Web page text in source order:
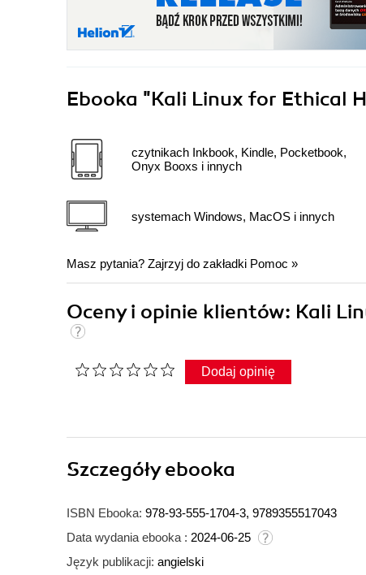
Ebooka "Kali Linux for Ethical
czytnikach Inkbook, Kindle, Pocketbook,
Onyx Booxs i innych
systemach Windows, MacOS i innych
Masz pytania? Zajrzyj do zakładki Pomoc »
Oceny i opinie klientów: Kali
Dodaj opinię
Szczegółyebooka
ISBN Ebooka: 978-93-555-1704-3, 9789355517043
Data wydania ebooka : 2024-06-25
Język publikacji: angielski